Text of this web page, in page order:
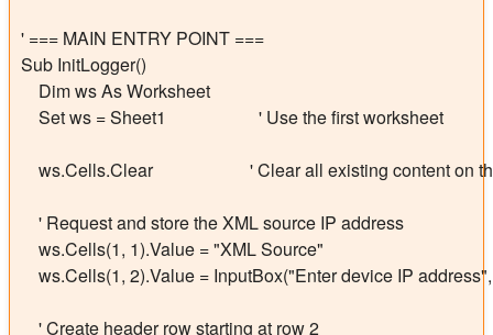
' === MAIN ENTRY POINT ===
Sub InitLogger()
    Dim ws As Worksheet
    Set ws = Sheet1                     ' Use the first worksheet
ws.Cells.Clear                      ' Clear all existing content on
    ' Request and store the XML source IP address
    ws.Cells(1, 1).Value = "XML Source"
ws.Cells(1, 2).Value = InputBox("Enter device IP
    ' Create header row starting at row 2